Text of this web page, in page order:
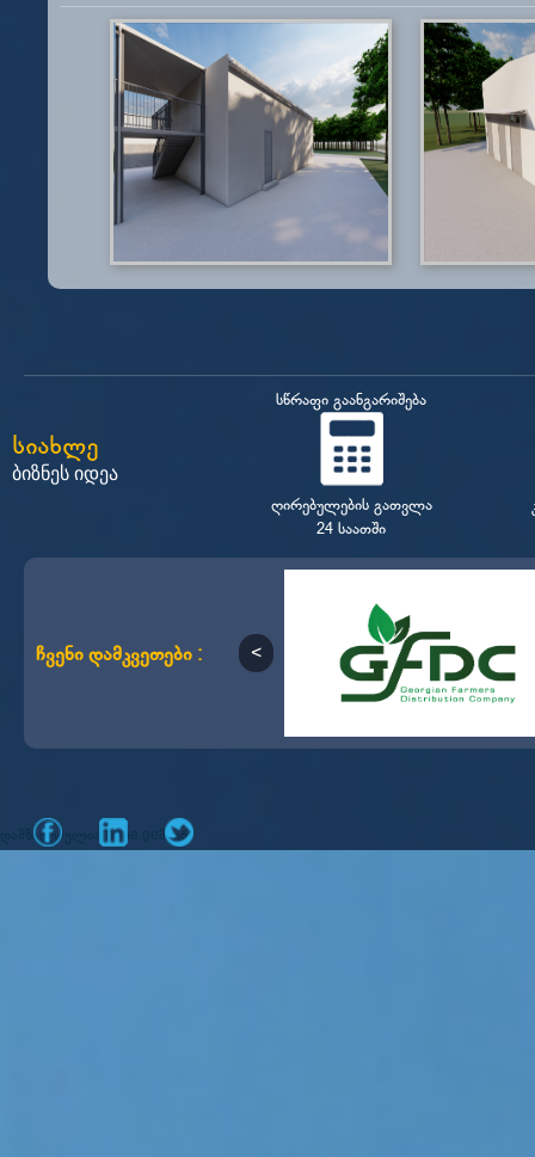
სიახლე
ბიზნეს იდეა
სწრაფი გაანგარიშება
ღირებულების გათვლა
24 საათში
ჩვენი დამკვეთები :
დამზადებულია mone.ge მიერ